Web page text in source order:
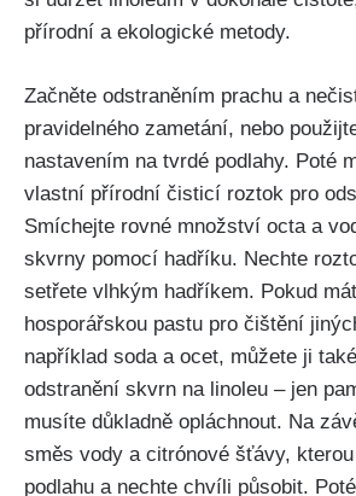
přírodní a ekologické metody.
Začněte odstraněním ⁢prachu a
pravidelného zametání, nebo
nastavením na tvrdé podlahy. Poté
vlastní přírodní čisticí roztok pro‌
Smíchejte rovné ‍množství octa a
skvrny pomocí hadříku. ‍Nechte
setřete vlhkým hadříkem. Pokud
hosporářskou ⁣pastu pro čištění
například soda a ocet, můžete ji
odstranění skvrn na ⁤linoleu – jen
musíte důkladně opláchnout. Na
​směs vody a citrónové šťávy,
podlahu a nechte chvíli působit.